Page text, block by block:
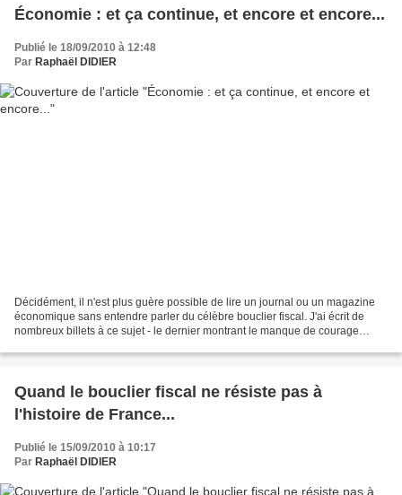
Économie : et ça continue, et encore et encore...
Publié le 18/09/2010 à 12:48
Par Raphaël DIDIER
Décidément, il n'est plus guère possible de lire un journal ou un magazine
économique sans entendre parler du célèbre bouclier fiscal. J'ai écrit de
nombreux billets à ce sujet - le dernier montrant le manque de courage
Quand le bouclier fiscal ne résiste pas à
l'histoire de France...
Publié le 15/09/2010 à 10:17
Par Raphaël DIDIER